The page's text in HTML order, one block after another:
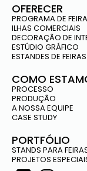
OFERECER
PROGRAMA DE
ILHAS COMERCIAIS
DECORAÇÃO DE
ESTÚDIO GRÁFICO
ESTANDES DE FEIRAS
COMO
PROCESSO
PRODUÇÃO
A NOSSA EQUIPE
CASE STUDY
PORTFÓLIO
STANDS PARA
PROJETOS